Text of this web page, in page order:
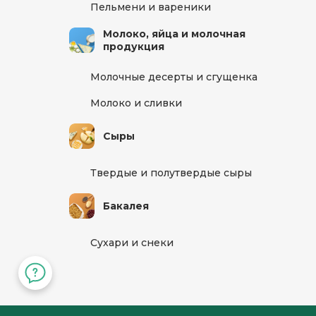
Пельмени и вареники
Молоко, яйца и молочная
продукция
Молочные десерты и сгущенка
Молоко и сливки
Сыры
Твердые и полутвердые сыры
Бакалея
Сухари и снеки
Кв./Офис *
Этаж Домофон